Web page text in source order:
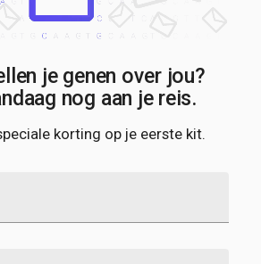
je genen over jou?
nog aan je reis.
korting op je eerste kit.